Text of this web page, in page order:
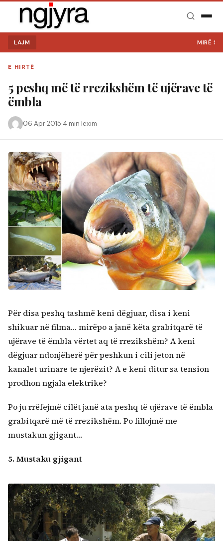
Kërko:
LAJM MIRË SE
E HIRTË
5 peshq më të rrezikshëm të ujërave të
ëmbla
06 Apr 2015·4 min lexim
Për disa peshq tashmë keni dëgjuar, disa i keni
shikuar në filma… mirëpo a janë këta grabitqarë të
ujërave të ëmbla vërtet aq të rrezikshëm? A keni
dëgjuar ndonjëherë për peshkun i cili jeton në
kanalet urinare te njerëzit? A e keni ditur sa tension
prodhon ngjala elektrike?
Po ju rrëfejmë cilët janë ata peshq të ujërave të ëmbla
grabitqarë më të rrezikshëm. Po fillojmë me
mustakun gjigant…
5. Mustaku gjigant